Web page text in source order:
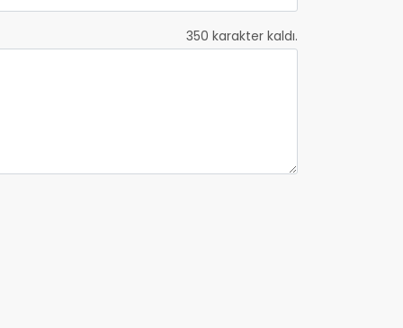
350 karakter kaldı.